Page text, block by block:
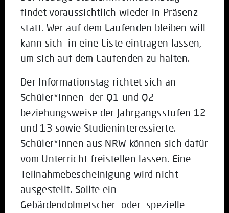
findet voraussichtlich wieder in Präsenz
statt. Wer auf dem Laufenden bleiben will
kann sich in eine Liste eintragen lassen,
um sich auf dem Laufenden zu halten.
Der Informationstag richtet sich an
Schüler*innen der Q1 und Q2
beziehungsweise der Jahrgangsstufen 12
und 13 sowie Studieninteressierte.
Schüler*innen aus NRW können sich dafür
vom Unterricht freistellen lassen. Eine
Teilnahmebescheinigung wird nicht
ausgestellt. Sollte ein
Gebärdendolmetscher oder spezielle